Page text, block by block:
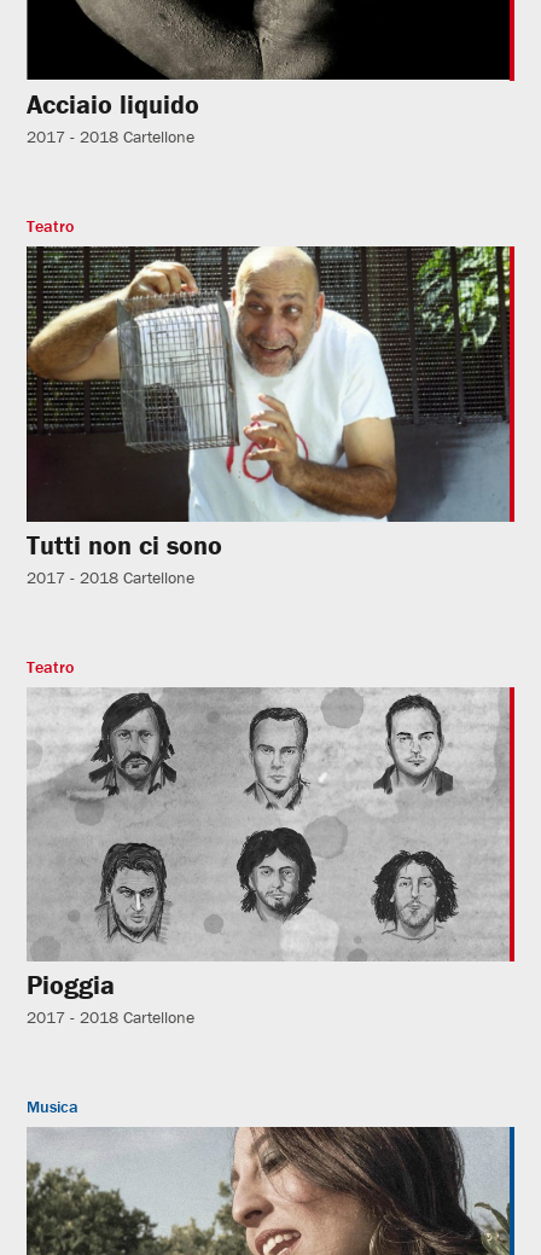
Acciaio liquido
2017 - 2018 Cartellone
Teatro
Tutti non ci sono
2017 - 2018 Cartellone
Teatro
Pioggia
2017 - 2018 Cartellone
Musica